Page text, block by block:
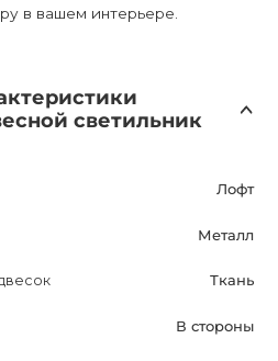
в вашем интерьере.
светильник
Лофт
Металл
Ткань
В стороны